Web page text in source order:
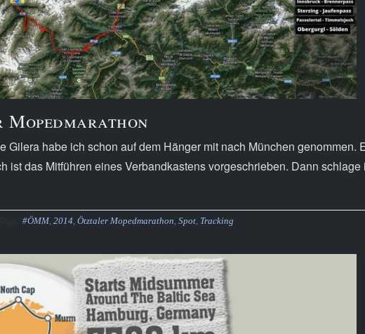
Mopedmarathon
Gilera habe ich schon auf dem Hänger mit nach München genommen.
ist das Mitführen eines Verbandkastens vorgeschrieben. Dann
#ÖMM, 2014, Ötztaler Mopedmarathon, Spot, Tracking